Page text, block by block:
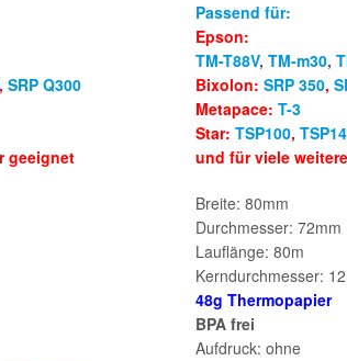
,SRP Q300
geeignet
Passend für:
Epson:
TM-T88V,TM-m30,
Bixolon:SRP 350,
Metapace:T-3
Star:TSP100,
und für viele
Breite: 80mm
Durchmesser: 72mm
Lauflänge: 80m
Kerndurchmesser:
48g Thermopapier
BPA frei
Aufdruck: ohne